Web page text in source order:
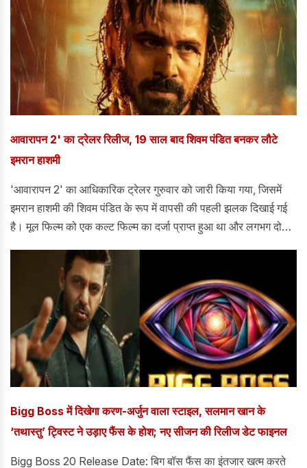
आवारापन 2' का ट्रेलर रिलीज, 19 साल बाद शिवम पंडित बनकर लौटे
इमरान हाशमी
'आवारापन 2' का आधिकारिक ट्रेलर गुरुवार को जारी किया गया, जिसमें
इमरान हाशमी की शिवम पंडित के रूप में वापसी की पहली झलक दिखाई गई
है। मूल फिल्म को एक कल्ट फिल्म का दर्जा प्राप्त हुआ था और लगभग दो
Bigg Boss में दिखेगा करण-अर्जुन वाला स्टाइल, सलमान खान के
‘तथास्तु’ ट्विस्ट ने उड़ाए फैंस के होश; नए सीजन की रिलीज डेट फाइनल
Bigg Boss 20 Release Date: बिग बॉस फैंस का इंतजार खत्म करते